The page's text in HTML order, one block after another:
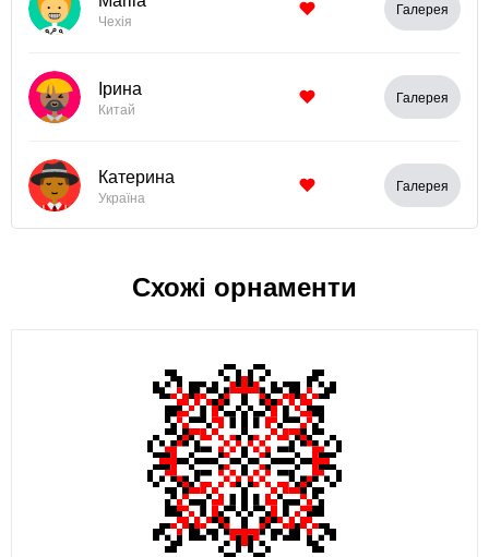
Чехія
Галерея
Ірина
Китай
Галерея
Катерина
Україна
Галерея
Схожі орнаменти